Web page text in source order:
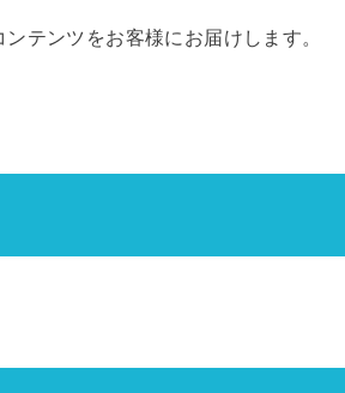
テンツをお客様にお届けします。